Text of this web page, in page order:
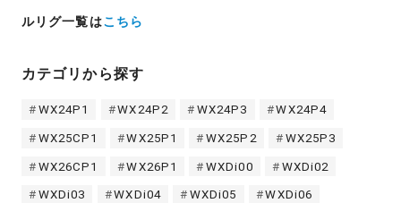
ルリグ一覧はこちら
カテゴリから探す
WX24P1 WX24P2 WX24P3 WX24P4
WX25CP1 WX25P1 WX25P2 WX25P3
WX26CP1 WX26P1 WXDi00 WXDi02
WXDi03 WXDi04 WXDi05 WXDi06